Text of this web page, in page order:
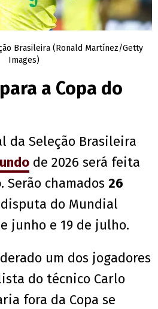
Brasileira (Ronald Martínez/Getty
Images)
a Copa do
da Seleção Brasileira
de 2026 será feita
. Serão chamados 26
do Mundial
junho e 19 de julho.
um dos jogadores
do técnico Carlo
fora da Copa se